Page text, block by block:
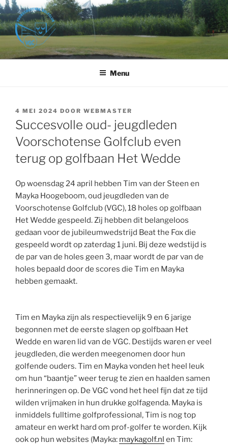
Ga
naar
de
inhoud
VOORSCHOTENSE GOLFCLUB
Golfbaan Het Wedde – Voorschoten
Menu
GEPLAATST
OP
4 MEI 2024 DOOR WEBMASTER
Succesvolle oud- jeugdleden
Voorschotense Golfclub even
terug op golfbaan Het Wedde
Op woensdag 24 april hebben Tim van der Steen en
Mayka Hoogeboom, oud jeugdleden van de
Voorschotense Golfclub (VGC), 18 holes op golfbaan
Het Wedde gespeeld. Zij hebben dit belangeloos
gedaan voor de jubileumwedstrijd Beat the Fox die
gespeeld wordt op zaterdag 1 juni. Bij deze wedstijd is
de par van de holes geen 3, maar wordt de par van de
holes bepaald door de scores die Tim en Mayka
hebben gemaakt.
Tim en Mayka zijn als respectievelijk 9 en 6 jarige
begonnen met de eerste slagen op golfbaan Het
Wedde en waren lid van de VGC. Destijds waren er veel
jeugdleden, die werden meegenomen door hun
golfende ouders. Tim en Mayka vonden het heel leuk
om hun “baantje” weer terug te zien en haalden samen
herinneringen op. De VGC vond het heel fijn dat ze tijd
wilden vrijmaken in hun drukke golfagenda. Mayka is
inmiddels fulltime golfprofessional, Tim is nog top
amateur en werkt hard om prof-golfer te worden. Kijk
ook op hun websites (Mayka: maykagolf.nl en Tim: